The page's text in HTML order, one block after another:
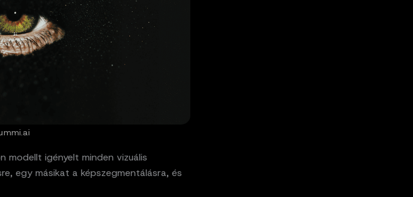
modellt igényelt minden vizuális
egy másikat a képszegmentálásra, és